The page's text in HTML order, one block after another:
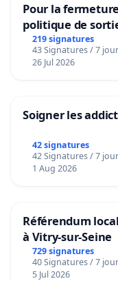
Pour la
politique de
219 signatures
43 Signatures / 7
26 Jul 2026
Soigner les
42 signatures
42 Signatures / 7
1 Aug 2026
Référendum
à Vitry-sur-Seine
729 signatures
40 Signatures / 7
5 Jul 2026